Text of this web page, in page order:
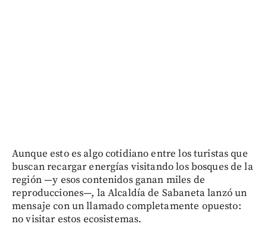
Aunque esto es algo cotidiano entre los turistas que
buscan recargar energías visitando los bosques de la
región —y esos contenidos ganan miles de
reproducciones—, la Alcaldía de Sabaneta lanzó un
mensaje con un llamado completamente opuesto:
no visitar estos ecosistemas.